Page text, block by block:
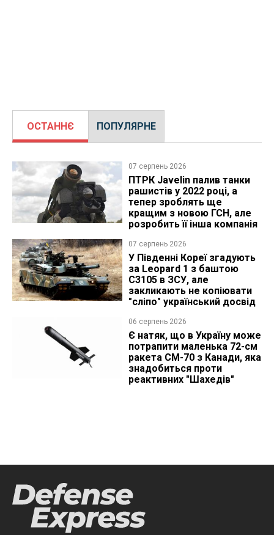
ОСТАННЄ ПОПУЛЯРНЕ
07 серпень 2026
ПТРК Javelin палив танки
рашистів у 2022 році, а
тепер зроблять ще
кращим з новою ГСН, але
розробить її інша компанія
07 серпень 2026
У Південні Кореї згадують
за Leopard 1 з баштою
C3105 в ЗСУ, але
закликають не копіювати
"сліпо" український досвід
06 серпень 2026
Є натяк, що в Україну може
потрапити маленька 72-см
ракета CM-70 з Канади, яка
знадобиться проти
реактивних "Шахедів"